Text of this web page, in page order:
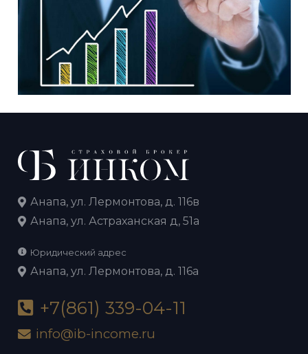
Анапа, ул. Лермонтова, д. 116в
Анапа, ул. Астраханская д, 51а
Юридический адрес
Анапа, ул. Лермонтова, д. 116а
+7(861) 339-04-11
info@ib-income.ru